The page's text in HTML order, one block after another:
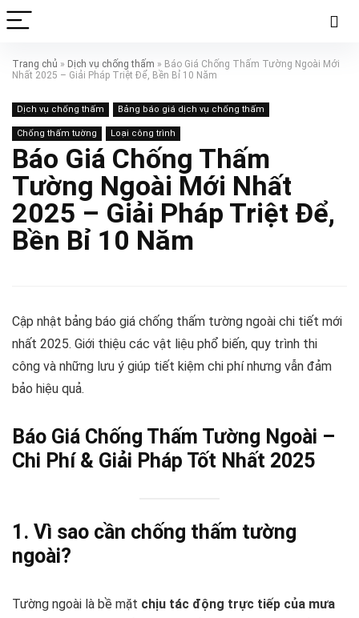
Trang chủ » Dịch vụ chống thấm » Báo Giá Chống Thấm Tường Ngoài Mới
Nhất 2025 – Giải Pháp Triệt Để, Bền Bỉ 10 Năm
Dịch vụ chống thấm Bảng báo giá dịch vụ chống thấm
Chống thấm tường Loại công trình
Báo Giá Chống Thấm
Tường Ngoài Mới Nhất
2025 – Giải Pháp Triệt Để,
Bền Bỉ 10 Năm
Cập nhật bảng báo giá chống thấm tường ngoài chi tiết mới
nhất 2025. Giới thiệu các vật liệu phổ biến, quy trình thi
công và những lưu ý giúp tiết kiệm chi phí nhưng vẫn đảm
bảo hiệu quả.
Báo Giá Chống Thấm Tường Ngoài –
Chi Phí & Giải Pháp Tốt Nhất 2025
1. Vì sao cần chống thấm tường
ngoài?
Tường ngoài là bề mặt chịu tác động trực tiếp của mưa